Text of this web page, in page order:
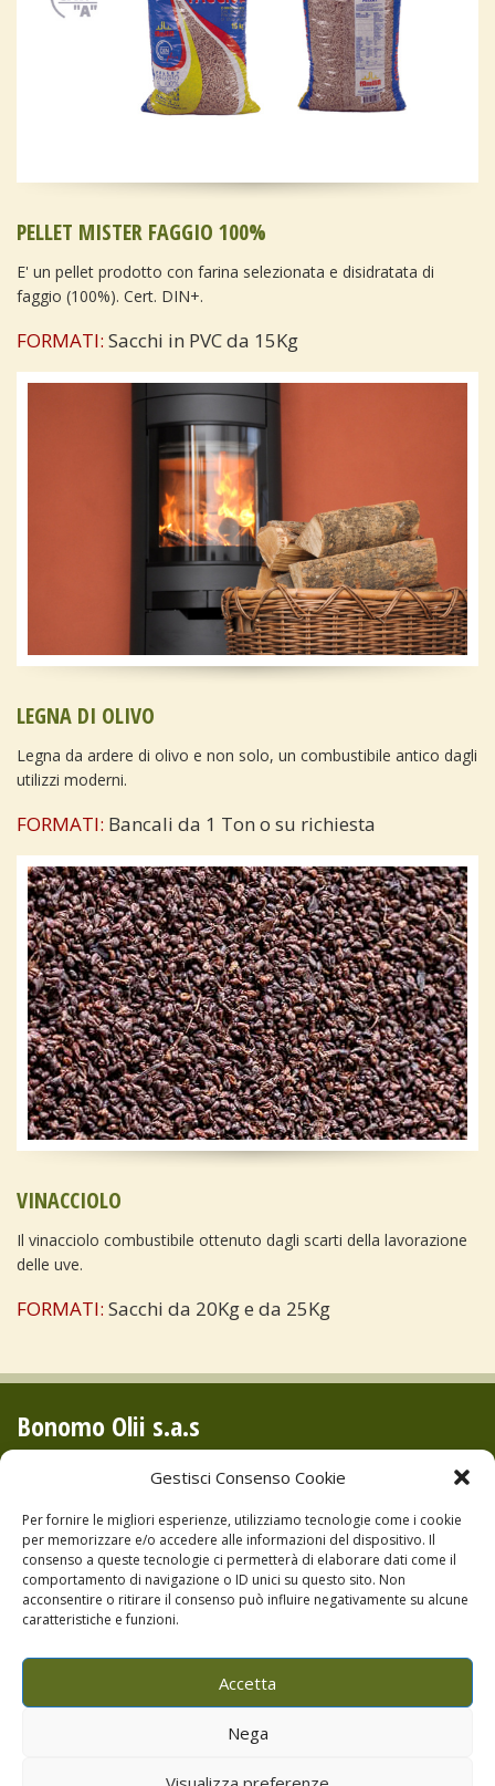
Gestisci Consenso Cookie
Per fornire le migliori esperienze, utilizziamo tecnologie come i cookie
per memorizzare e/o accedere alle informazioni del dispositivo. Il
consenso a queste tecnologie ci permetterà di elaborare dati come il
comportamento di navigazione o ID unici su questo sito. Non
acconsentire o ritirare il consenso può influire negativamente su alcune
caratteristiche e funzioni.
Accetta
Nega
PELLET MISTER FAGGIO 100%
E' un pellet prodotto con farina selezionata e disidratata di
faggio (100%). Cert. DIN+.
FORMATI: Sacchi in PVC da 15Kg
LEGNA DI OLIVO
Legna da ardere di olivo e non solo, un combustibile antico dagli
utilizzi moderni.
FORMATI: Bancali da 1 Ton o su richiesta
VINACCIOLO
Il vinacciolo combustibile ottenuto dagli scarti della lavorazione
delle uve.
FORMATI: Sacchi da 20Kg e da 25Kg
Bonomo Olii s.a.s
P.IVA 04679730822
Tel:+39.0921.674504
Cell:+39.393.9836604
Cell:+39.393.9738081